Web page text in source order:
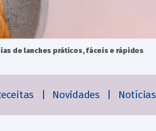
de lanches práticos, fáceis e rápidos
| Novidades | Notícias